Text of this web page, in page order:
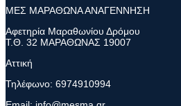
ΜΕΣ ΜΑΡΑΘΩΝΑ ΑΝΑΓΕΝΝΗΣΗ
Αφετηρία Μαραθωνίου Δρόμου
Τ.Θ. 32 ΜΑΡΑΘΩΝΑΣ 19007
Αττική
Τηλέφωνο: 6974910994